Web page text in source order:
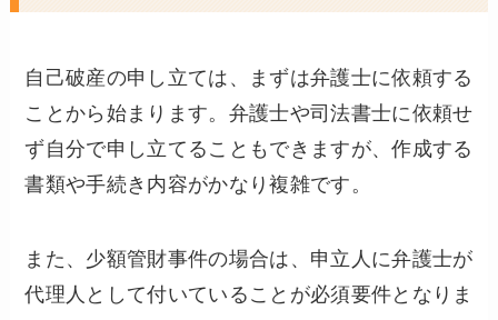
自己破産の申し立ては、まずは弁護士に依頼する
ことから始まります。弁護士や司法書士に依頼せ
ず自分で申し立てることもできますが、作成する
書類や手続き内容がかなり複雑です。
また、少額管財事件の場合は、申立人に弁護士が
代理人として付いていることが必須要件となりま